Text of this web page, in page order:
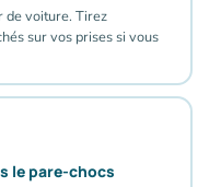
de voiture. Tirez
sur vos prises si vous
le pare-chocs